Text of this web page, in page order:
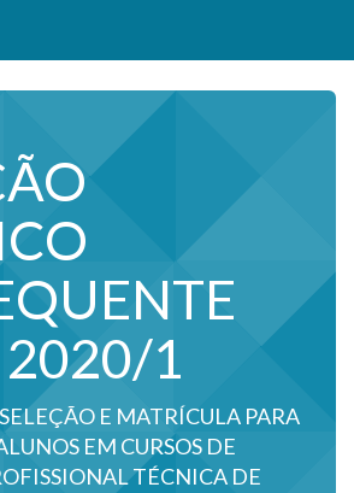
2020/1
E MATRÍCULA PARA
EM CURSOS DE
TÉCNICA DE